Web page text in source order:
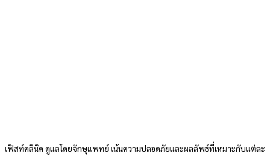
เฟิสท์คลินิค ดูแลโดยจักษุแพทย์ เน้นความปลอดภัยและผลลัพธ์ที่เหมาะกับแต่ละ